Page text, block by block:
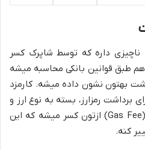
ناچیزی داره که توسط شاپرک کسر
طبق قوانین بانکی محاسبه میشه
بهتون نشون داده میشه. کارمزد
برداشت رمزارز، بسته به نوع ارز و
شبکه بلاک چین، کارمزد شبکه (Gas Fee) ازتون کسر میشه که این
کنه.